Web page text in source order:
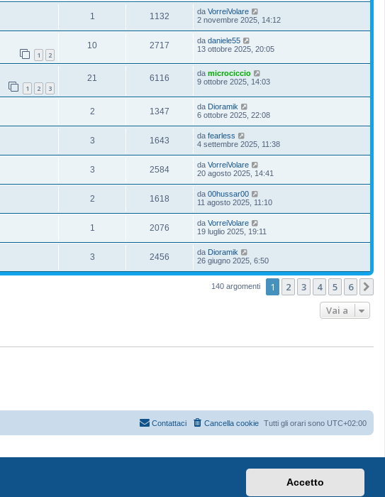
Accetto
1 1132 da VorreiVolare
2 novembre 2025, 14:12
1 2
10 2717 da daniele55
13 ottobre 2025, 20:05
1 2 3
21 6116 da microciccio
9 ottobre 2025, 14:03
2 1347 da Dioramik
6 ottobre 2025, 22:08
3 1643 da fearless
4 settembre 2025, 11:38
3 2584 da VorreiVolare
20 agosto 2025, 14:41
2 1618 da 00hussar00
11 agosto 2025, 11:10
1 2076 da VorreiVolare
19 luglio 2025, 19:11
3 2456 da Dioramik
26 giugno 2025, 6:50
140 argomenti 1 2 3 4 5 6
Vai a
Tutti gli orari sono UTC+02:00
Cancella cookie
Contattaci